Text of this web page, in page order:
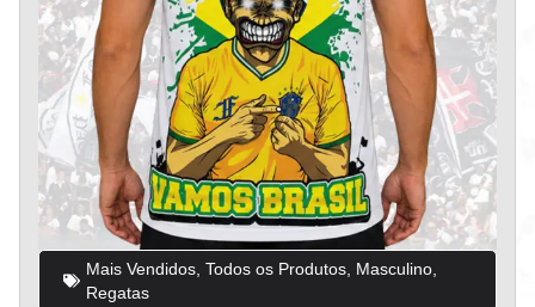
Mais Vendidos Todos os Produtos Masculino
Regatas